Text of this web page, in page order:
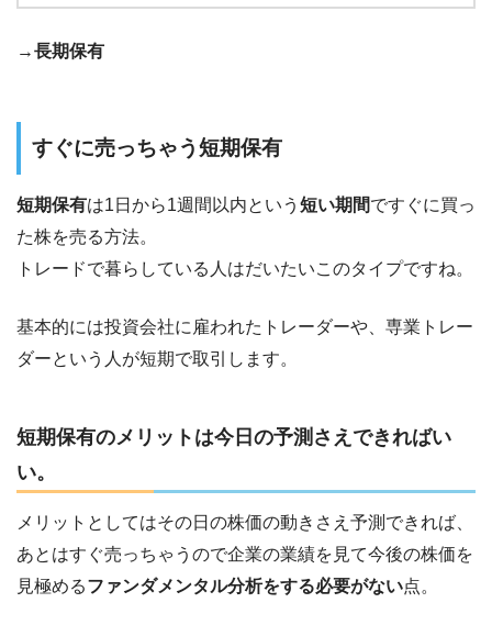
→長期保有
すぐに売っちゃう短期保有
短期保有は1日から1週間以内という 短い期間ですぐに買っ
た株を売る方法。
トレードで暮らしている人はだいたいこのタイプですね。
基本的には投資会社に雇われたトレーダーや、専業トレー
ダーという人が短期で取引します。
短期保有のメリットは今日の予測さえできればい
い。
メリットとしてはその日の株価の動きさえ予測できれば、
あとはすぐ売っちゃうので企業の業績を見て今後の株価を
見極めるファンダメンタル分析をする必要がない点。